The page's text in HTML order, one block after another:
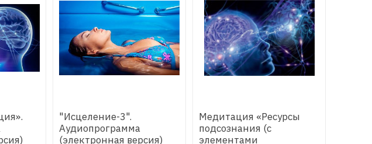
"Исцеление-3".
Аудиопрограмма
(электронная версия)
Медитация «Ресурсы
подсознания (с
элементами